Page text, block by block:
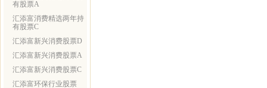
有股票A
汇添富消费精选两年持
有股票C
汇添富新兴消费股票D
汇添富新兴消费股票A
汇添富新兴消费股票C
汇添富环保行业股票